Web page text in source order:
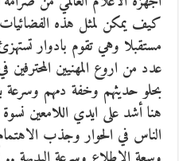
كيف يمكن لمثل هذه الفضائيات
مستقبلا وهي تقوم بادوار
عدد من اروع المهنيين
بحلو حديثهم وخفة دمهم وسرعة
هنا أشد على ايدي اللامعين
الناس في الحوار وجذب